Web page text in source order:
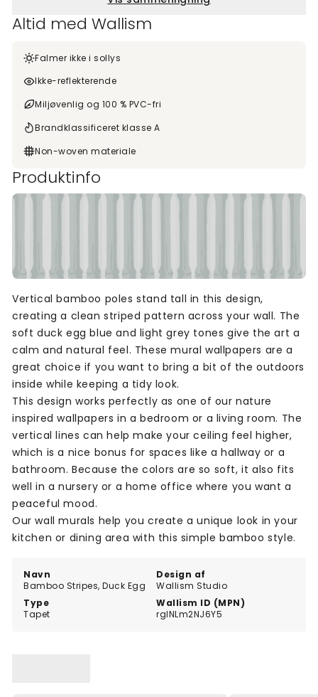
Altid med Wallism
Falmer ikke i sollys
Ikke-reflekterende
Miljøvenlig og 100 % PVC-fri
Brandklassificeret klasse A
Non-woven materiale
Produktinfo
Navn
Bamboo Stripes, Duck Egg
Design af
Wallism Studio
Type
Tapet
Wallism ID (MPN)
rglNLm2NJ6Y5
Vertical bamboo poles stand tall in this design,
creating a clean striped pattern across your wall. The
soft duck egg blue and light grey tones give the art a
calm and natural feel. These mural wallpapers are a
great choice if you want to bring a bit of the outdoors
inside while keeping a tidy look.
This design works perfectly as one of our nature
inspired wallpapers in a bedroom or a living room. The
vertical lines can help make your ceiling feel higher,
which is a nice bonus for spaces like a hallway or a
bathroom. Because the colors are so soft, it also fits
well in a nursery or a home office where you want a
peaceful mood.
Our wall murals help you create a unique look in your
kitchen or dining area with this simple bamboo style.